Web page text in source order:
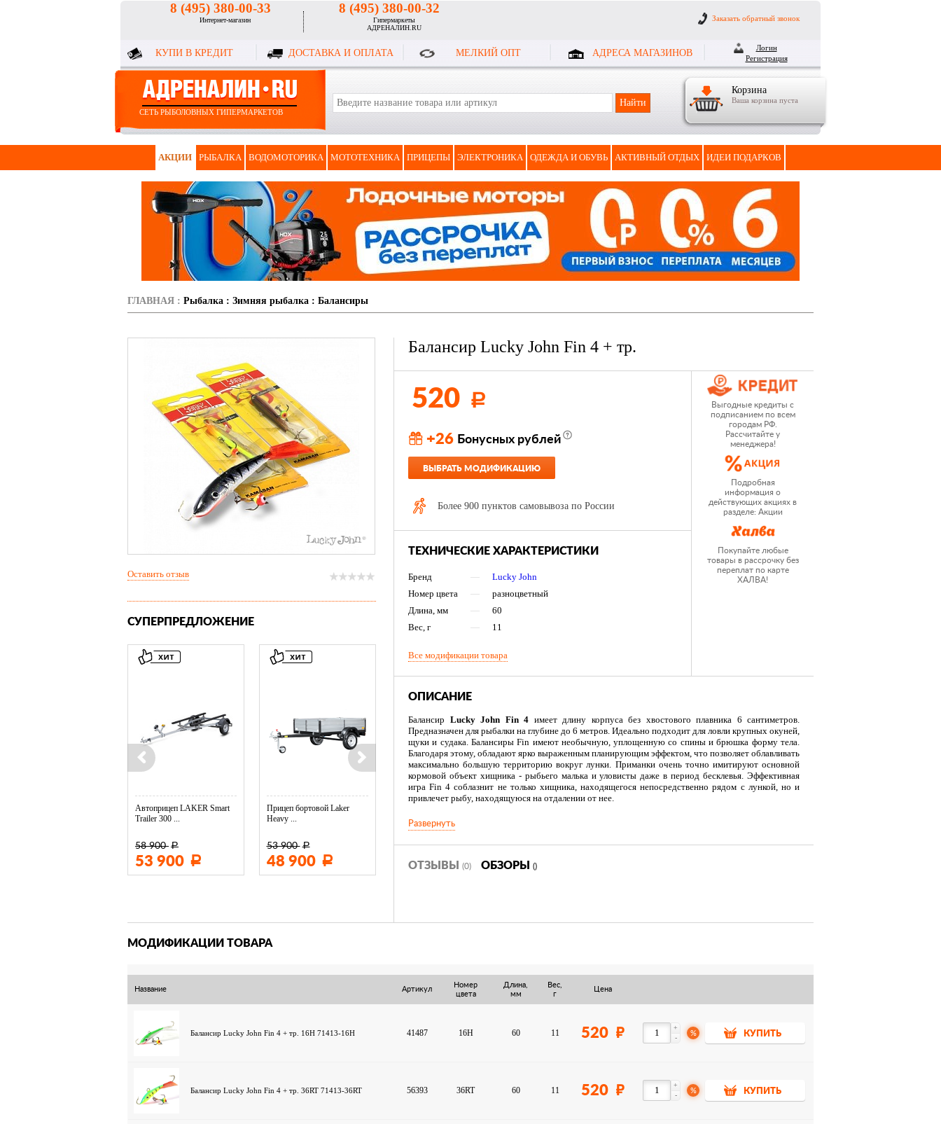
8 (495) 380-00-33
Интернет-магазин
8 (495) 380-00-32
Гипермаркеты
АДРЕНАЛИН.RU
Заказать обратный звонок
КУПИ В КРЕДИТ ДОСТАВКА И ОПЛАТА МЕЛКИЙ ОПТ АДРЕСА МАГАЗИНОВ
Логин
Регистрация
Корзина
Ваша корзина пуста
СЕТЬ РЫБОЛОВНЫХ ГИПЕРМАРКЕТОВ
АКЦИИ РЫБАЛКА ВОДОМОТОРИКА МОТОТЕХНИКА ПРИЦЕПЫ ЭЛЕКТРОНИКА ОДЕЖДА И ОБУВЬ АКТИВНЫЙ ОТДЫХ ИДЕИ ПОДАРКОВ
ГЛАВНАЯ : Рыбалка : Зимняя рыбалка : Балансиры
Балансир Lucky John Fin 4 + тр.
520 Р
+26 Бонусных рублей
ВЫБРАТЬ МОДИФИКАЦИЮ
Более 900 пунктов самовывоза по России
ТЕХНИЧЕСКИЕ ХАРАКТЕРИСТИКИ
Бренд —
Lucky John
Номер цвета
—
разноцветный
Длина, мм
—
60
Вес, г
— 11
Все модификации товара
Выгодные кредиты с
подписанием по всем
городам РФ.
Рассчитайте у
менеджера!
Подробная
информация о
действующих акциях в
разделе: Акции
Покупайте любые
товары в рассрочку без
переплат по карте
ХАЛВА!
ОПИСАНИЕ
Балансир Lucky John Fin 4 имеет длину корпуса без хвостового плавника 6 сантиметров.
Предназначен для рыбалки на глубине до 6 метров. Идеально подходит для ловли крупных окуней,
щуки и судака. Балансиры Fin имеют необычную, уплощенную со спины и брюшка форму тела.
Благодаря этому, обладают ярко выраженным планирующим эффектом, что позволяет облавливать
максимально большую территорию вокруг лунки. Приманки очень точно имитируют основной
кормовой объект хищника - рыбьего малька и уловисты даже в период бесклевья. Эффективная
игра Fin 4 соблазнит не только хищника, находящегося непосредственно рядом с лункой, но и
привлечет рыбу, находящуюся на отдалении от нее.
Развернуть
ОТЗЫВЫ (0) ОБЗОРЫ ()
Оставить отзыв
СУПЕРПРЕДЛОЖЕНИЕ
Автоприцеп LAKER Smart
Trailer 300 ...
58 900 Р
53 900 Р
Прицеп бортовой Laker
Heavy ...
53 900 Р
48 900 Р 11 600 Р 19 500
МОДИФИКАЦИИ ТОВАРА
Название Артикул
Номер
цвета
Длина,
мм
Вес,
г
Цена
Балансир Lucky John Fin 4 + тр. 16H 71413-16H 41487 16H 60 11 520 -
+
% КУПИТЬ
Балансир Lucky John Fin 4 + тр. 36RT 71413-36RT 56393 36RT 60 11 520 -
+
% КУПИТЬ